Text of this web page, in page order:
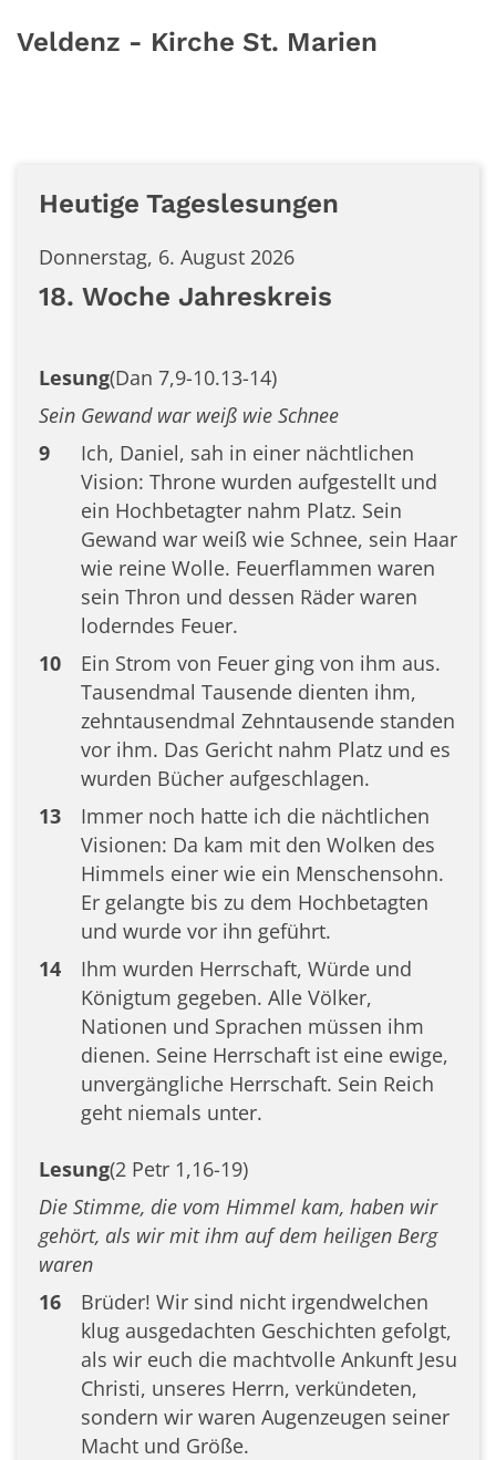
Veldenz - Kirche St. Marien
Heutige Tageslesungen
Donnerstag, 6. August 2026
18. Woche Jahreskreis
Lesung(Dan 7,9-10.13-14)
Sein Gewand war weiß wie Schnee
9
Ich, Daniel, sah in einer nächtlichen
Vision: Throne wurden aufgestellt und
ein Hochbetagter nahm Platz. Sein
Gewand war weiß wie Schnee, sein Haar
wie reine Wolle. Feuerflammen waren
sein Thron und dessen Räder waren
loderndes Feuer.
10
Ein Strom von Feuer ging von ihm aus.
Tausendmal Tausende dienten ihm,
zehntausendmal Zehntausende standen
vor ihm. Das Gericht nahm Platz und es
wurden Bücher aufgeschlagen.
13
Immer noch hatte ich die nächtlichen
Visionen: Da kam mit den Wolken des
Himmels einer wie ein Menschensohn.
Er gelangte bis zu dem Hochbetagten
und wurde vor ihn geführt.
14
Ihm wurden Herrschaft, Würde und
Königtum gegeben. Alle Völker,
Nationen und Sprachen müssen ihm
dienen. Seine Herrschaft ist eine ewige,
unvergängliche Herrschaft. Sein Reich
geht niemals unter.
Lesung(2 Petr 1,16-19)
Die Stimme, die vom Himmel kam, haben wir
gehört, als wir mit ihm auf dem heiligen Berg
waren
16
Brüder! Wir sind nicht irgendwelchen
klug ausgedachten Geschichten gefolgt,
als wir euch die machtvolle Ankunft Jesu
Christi, unseres Herrn, verkündeten,
sondern wir waren Augenzeugen seiner
Macht und Größe.